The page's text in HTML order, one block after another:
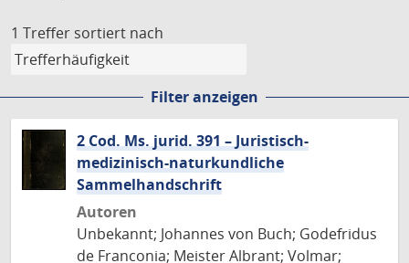
1 Treffer sortiert nach
Filter anzeigen
2 Cod. Ms. jurid. 391 – Juristisch-
medizinisch-naturkundliche
Sammelhandschrift
Autoren
Unbekannt; Johannes von Buch; Godefridus
de Franconia; Meister Albrant; Volmar;